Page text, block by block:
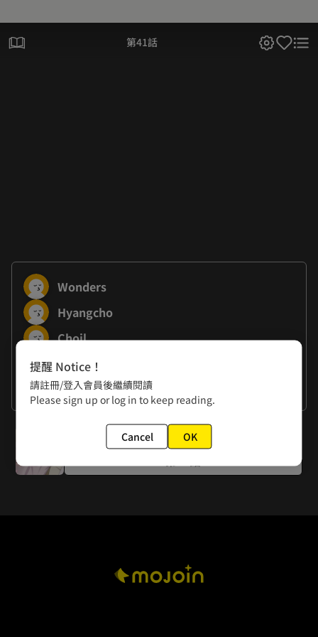
第41話
Wonders
Hyangcho
Choil
作者的話
謝謝大家
提醒 Notice！
請註冊/登入會員後繼續閱讀
Please sign up or log in to keep reading.
Cancel OK